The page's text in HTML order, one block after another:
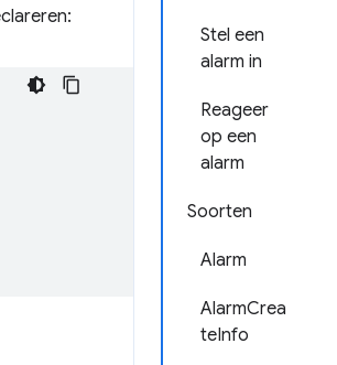
Stel een
alarm in
Reageer
op een
alarm
Soorten
Alarm
AlarmCrea
teInfo